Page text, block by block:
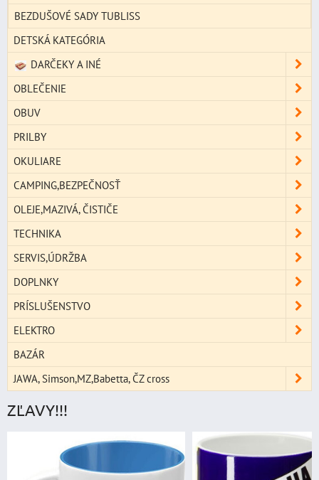
BEZDUŠOVÉ SADY TUBLISS
DETSKÁ KATEGÓRIA
DARČEKY A INÉ
OBLEČENIE
OBUV
PRILBY
OKULIARE
CAMPING,BEZPEČNOSŤ
OLEJE,MAZIVÁ, ČISTIČE
TECHNIKA
SERVIS,ÚDRŽBA
DOPLNKY
PRÍSLUŠENSTVO
ELEKTRO
BAZÁR
JAWA, Simson,MZ,Babetta, ČZ cross
ZĽAVY!!!